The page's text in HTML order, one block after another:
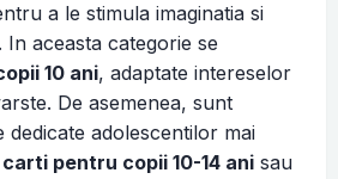
a le stimula imaginatia si
aceasta categorie se
10 ani, adaptate intereselor
De asemenea, sunt
dedicate adolescentilor mai
carti pentru copii 10-14 ani sau